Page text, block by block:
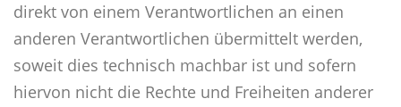
direkt von einem Verantwortlichen an einen
anderen Verantwortlichen übermittelt werden,
soweit dies technisch machbar ist und sofern
hiervon nicht die Rechte und Freiheiten anderer